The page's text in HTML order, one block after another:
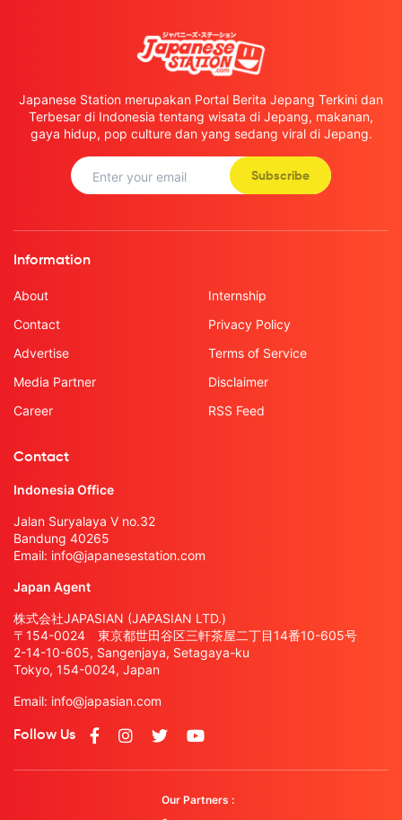
Japanese Station merupakan Portal Berita Jepang Terkini dan
Terbesar di Indonesia tentang wisata di Jepang, makanan,
gaya hidup, pop culture dan yang sedang viral di Jepang.
Subscribe
Information
About
Contact
Advertise
Media Partner
Career
Internship
Privacy Policy
Terms of Service
Disclaimer
RSS Feed
Contact
Indonesia Office
Jalan Suryalaya V no.32
Bandung 40265
Email: info@japanesestation.com
Japan Agent
株式会社JAPASIAN (JAPASIAN LTD.)
〒154-0024 東京都世田谷区三軒茶屋二丁目14番10-605号
2-14-10-605, Sangenjaya, Setagaya-ku
Tokyo, 154-0024, Japan
Email: info@japasian.com
Follow Us
Our Partners :